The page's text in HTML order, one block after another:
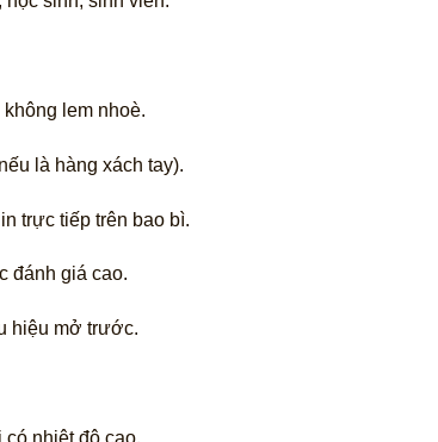
lem nhoè.
là hàng xách tay).
trực tiếp trên bao bì.
đánh giá cao.
hiệu mở trước.
nhiệt độ cao.